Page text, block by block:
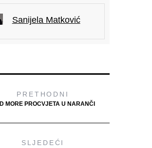
Sanijela Matković
PRETHODNI
MORE PROCVJETA U NARANČI
SLJEDEĆI